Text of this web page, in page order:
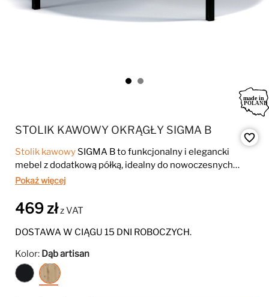
STOLIK KAWOWY OKRĄGŁY SIGMA B
Stolik kawowy SIGMA B to funkcjonalny i elegancki
mebel z dodatkową półką, idealny do nowoczesnych
wnętrz. Jego przemyślany design zapewnia wygodne
SIGMA B wyróżnia się praktycznością dzięki dodatkowej
przestrzeni do przechowywania, co czyni go nie tylko
stylowym, ale także użytecznym elementem
estetykę na lata.
Pokaż więcej
469 złz VAT
DOSTAWA W CIĄGU 15 DNI ROBOCZYCH.
Kolor: Dąb artisan
Czarny
mat
Dąb
artisan
favorite_border